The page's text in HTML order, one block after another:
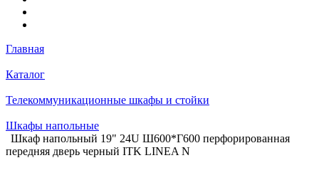
Главная
Каталог
Телекоммуникационные шкафы и стойки
Шкафы напольные
Шкаф напольный 19" 24U Ш600*Г600 перфорированная
передняя дверь черный ITK LINEA N